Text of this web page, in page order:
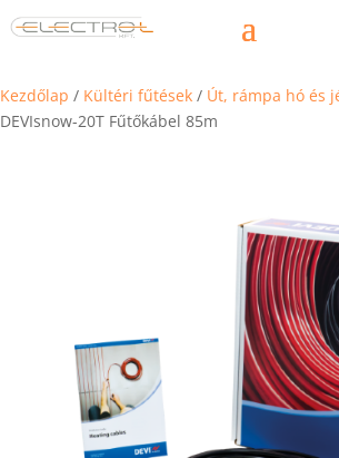
Kezdőlap / Kültéri fűtések / Út, rámpa hó és
DEVIsnow-20T Fűtőkábel 85m